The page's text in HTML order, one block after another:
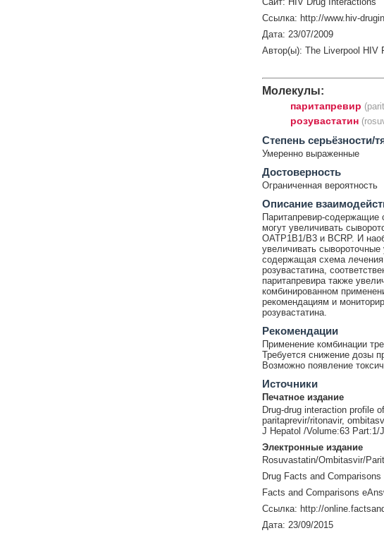
Ссылка: http://www.hiv-
Дата: 23/07/2009
Автор(ы): The Liverpool HIV
Молекулы:
паритапревир
розувастатин
Cтепень серьёзности/
Умеренно выраженные
Достоверность
Ограниченная вероятность
Описание
Паритапревир-содержащие
могут увеличивать
OATP1B1/B3 и BCRP. И
увеличивать
содержащая схема
розувастатина,
паритапревира также
комбинированном
рекомендациям и
розувастатина.
Рекомендации
Применение комбинации
Требуется снижение дозы
Возможно появление
Источники
Печатное издание
Drug-drug interaction profile
paritaprevir/ritonavir,
J Hepatol /Volume:63
Электронные издание
Rosuvastatin/Ombitasvir/
Drug Facts and Comparisons
Facts and Comparisons
Ссылка: http://
Дата: 23/09/2015